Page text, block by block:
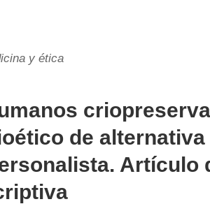
y ética
de alternativa
Artículo